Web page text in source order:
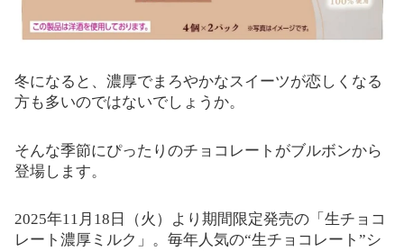
冬になると、濃厚でまろやかなスイーツが恋しくなる
方も多いのではないでしょうか。
そんな季節にぴったりのチョコレートがブルボンから
登場します。
2025年11月18日（火）より期間限定発売の「生チョコ
レート濃厚ミルク」。毎年人気の“生チョコレート”シ